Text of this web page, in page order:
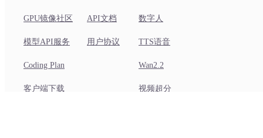
GPU镜像社区
模型API服务
Coding Plan
客户端下载
API文档
用户协议
数字人
TTS语音
Wan2.2
视频超分